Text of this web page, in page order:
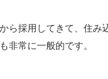
ら採用してきて、住み
非常に一般的です。